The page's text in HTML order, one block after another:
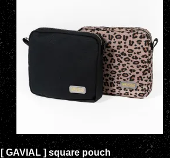
[ GAVIAL ] square pouch